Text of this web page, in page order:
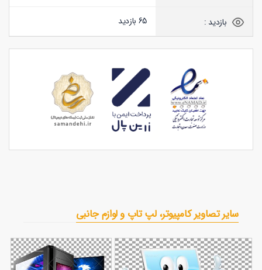
بازدید : 65 بازدید
سایر تصاویر کامپیوتر، لپ تاپ و لوازم جانبی